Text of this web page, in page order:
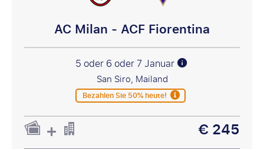
AC Milan - ACF Fiorentina
5 oder 6 oder 7 Januar
San Siro, Mailand
Bezahlen Sie 50% heute!
€ 245